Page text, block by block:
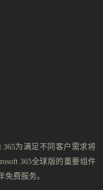
365为满足不同客户需求将
365全球版的重要组件
免费服务。